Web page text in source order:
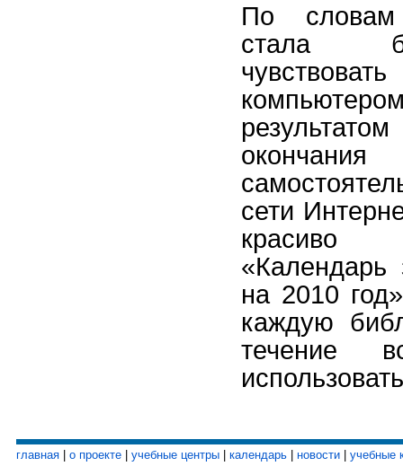
По
стала
сети
«Календарь
на 2010
каждую
течение
главная о проекте учебные центры календарь новости учебные